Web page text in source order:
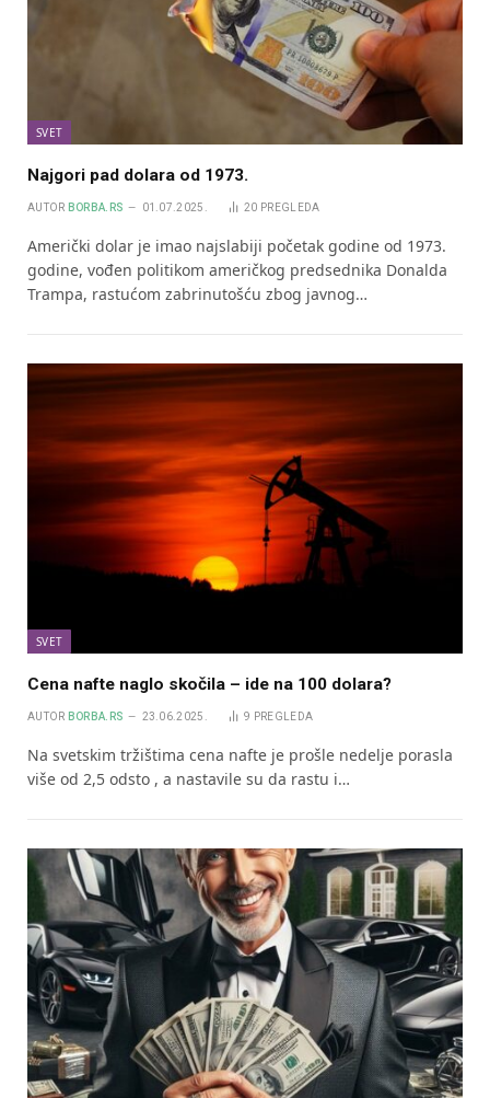
SVET
Najgori pad dolara od 1973.
AUTOR BORBA.RS 01.07.2025. 20 PREGLEDA
Američki dolar je imao najslabiji početak godine od 1973.
godine, vođen politikom američkog predsednika Donalda
Trampa, rastućom zabrinutošću zbog javnog…
SVET
Cena nafte naglo skočila – ide na 100 dolara?
AUTOR BORBA.RS 23.06.2025. 9 PREGLEDA
Na svetskim tržištima cena nafte je prošle nedelje porasla
više od 2,5 odsto , a nastavile su da rastu i…